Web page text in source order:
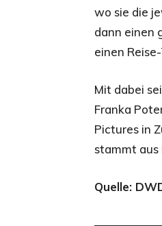
wo sie die
dann einen
einen
Mit dabei
Franka
Pictures in
stammt aus
Quelle: